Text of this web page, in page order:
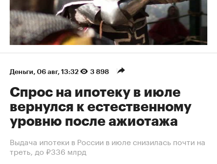
Деньги⁠, 06 авг, 13:32 3 898
Спрос на ипотеку в июле
вернулся к естественному
уровню после ажиотажа
Выдача ипотеки в России в июле снизилась почти на
треть, до ₽336 млрд